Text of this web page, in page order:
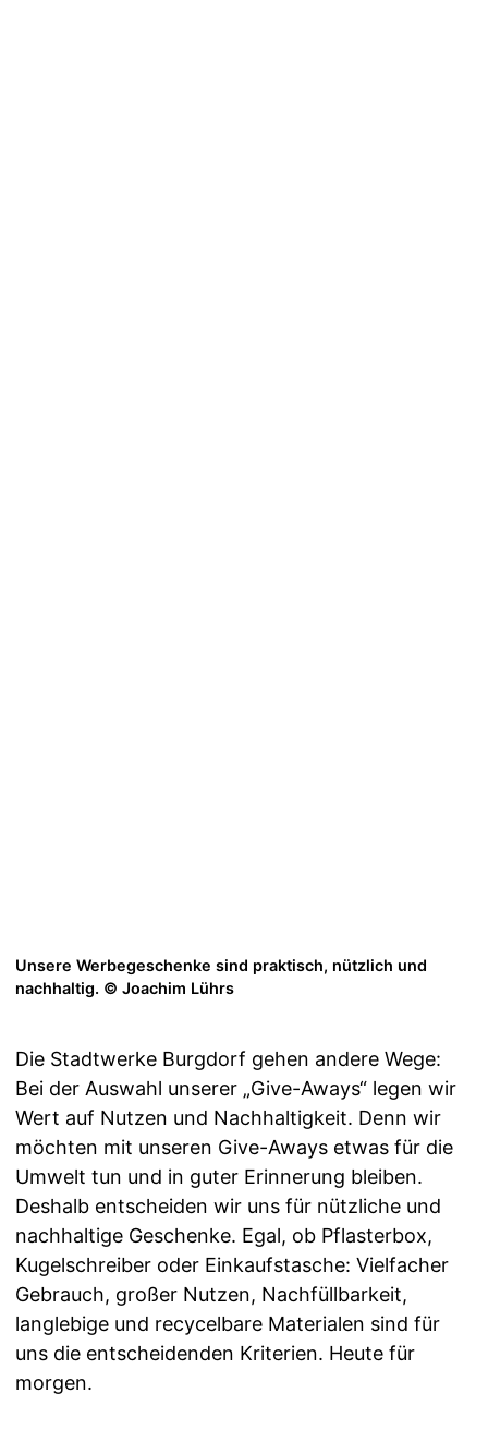
Unsere Werbegeschenke sind praktisch, nützlich und
nachhaltig. © Joachim Lührs
Die Stadtwerke Burgdorf gehen andere Wege:
Bei der Auswahl unserer „Give-Aways“ legen wir
Wert auf Nutzen und Nachhaltigkeit. Denn wir
möchten mit unseren Give-Aways etwas für die
Umwelt tun und in guter Erinnerung bleiben.
Deshalb entscheiden wir uns für nützliche und
nachhaltige Geschenke. Egal, ob Pflasterbox,
Kugelschreiber oder Einkaufstasche: Vielfacher
Gebrauch, großer Nutzen, Nachfüllbarkeit,
langlebige und recycelbare Materialen sind für
uns die entscheidenden ­Kriterien. Heute für
morgen.